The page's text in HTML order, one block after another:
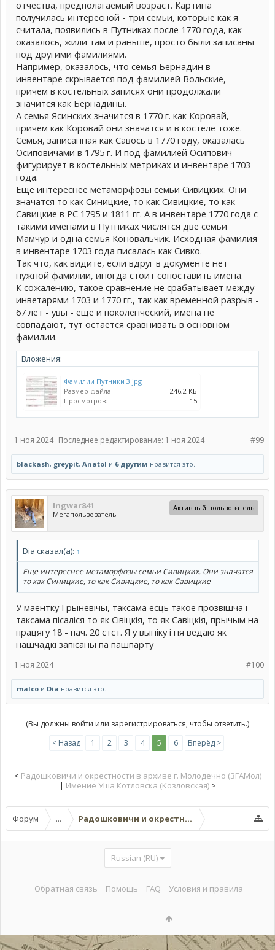
отчества, предполагаемый возраст. Картина
получилась интересной - три семьи, которые как я
считала, появились в Путниках после 1770 года, как
оказалось, жили там и раньше, просто были записаны
под другими фамилиями.
Например, оказалось, что семья Бернадин в
инвентаре скрывается под фамилией Вольские,
причем в костельных записях они продолжали
значится как Бернадины.
А семья Ясинских значится в 1770 г. как Коровай,
причем как Коровай они значатся и в костеле тоже.
Семья, записанная как Савось в 1770 году, оказалась
Осиповичами в 1795 г. И под фамилией Осипович
фигурирует в костельных метриках и инвентаре 1703
года.
Еще интереснее метаморфозы семьи Сивицких. Они
значатся то как Синицкие, то как Сивицкие, то как
Савицкие в РС 1795 и 1811 гг. А в инвентаре 1770 года с
такими именами в Путниках числятся две семьи
Мамчур и одна семья Коновальчик. Исходная фамилия
в инвентаре 1703 года писалась как Сивко.
Так что, как видите, если вдруг в документе нет
нужной фамилии, иногда стоит сопоставить имена.
К сожалению, такое сравнение не срабатывает между
инветарями 1703 и 1770 гг., так как временной разрыв -
67 лет - увы - еще и поколенческий, имена не
совпадают, тут остается сравнивать в основном
фамилии.
Вложения:
Фамилии Путники 3.jpg
Размер файла:
246,2 КБ
Просмотров:
15
#99
1 ноя 2024 Последнее редактирование: 1 ноя 2024
blackash, greypit, Anatol и 6 другим нравится это.
Ingwar841
Мегапользователь
Активный пользователь
Dia сказал(а): ↑
Еще интереснее метаморфозы семьи Сивицких. Они значатся
то как Синицкие, то как Сивицкие, то как Савицкие
У маёнтку Грыневічы, таксама есць такое прозвішча і
таксама пісаліся то як Сівіцкія, то як Савіцкія, прычым на
працягу 18 - пач. 20 стст. Я у выніку і ня ведаю як
нашчадкі запісаны па пашпарту
#100
1 ноя 2024
malco и Dia нравится это.
(Вы должны войти или зарегистрироваться, чтобы ответить.)
< Назад
1 2 3 4 5 6 Вперёд >
< Радошковичи и окрестности в архиве г. Молодечно (ЗГАМол)
| Имение Уша Котловска (Козловская)>
Форум ... Радошковичи и окрестности
Russian (RU)
Обратная связь Помощь FAQ Условия и правила